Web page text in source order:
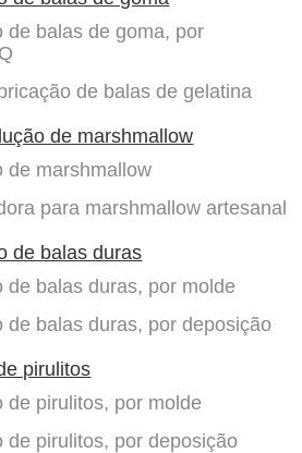
de balas de goma, por
de balas de gelatina
de marshmallow
de marshmallow
para marshmallow artesanal
de balas duras
de balas duras, por molde
de balas duras, por deposição
pirulitos
de pirulitos, por molde
de pirulitos, por deposição